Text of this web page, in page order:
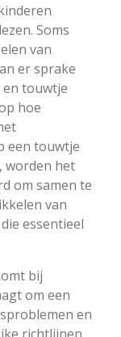
Soms
van
er sprake
en touwtje
hoe
een touwtje
worden het
om samen te
van
essentieel
bij
om een
en